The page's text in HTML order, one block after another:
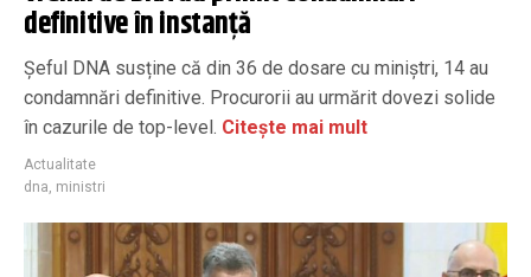
definitive în instanță
Șeful DNA susține că din 36 de dosare cu miniștri, 14 au
condamnări definitive. Procurorii au urmărit dovezi solide
în cazurile de top-level. Citește mai mult
Actualitate
dna, ministri